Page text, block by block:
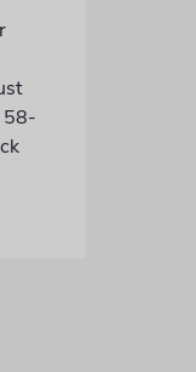
58-